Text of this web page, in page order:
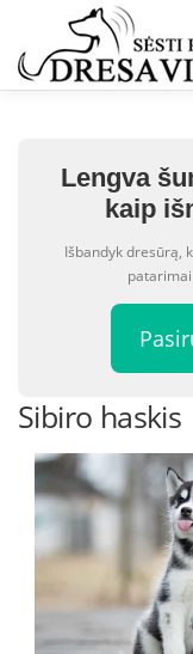
turinio
Lengva
kaip
Išbandyk dresūrą,
Sibiro haskis